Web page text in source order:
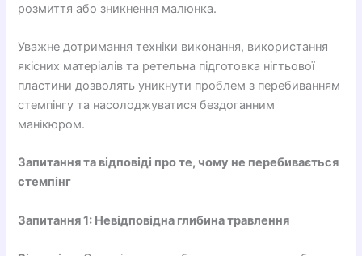
розмиття або зникнення малюнка.
Уважне дотримання техніки виконання, використання
якісних матеріалів та ретельна підготовка нігтьової
пластини дозволять уникнути проблем з перебиванням
стемпінгу та насолоджуватися бездоганним
манікюром.
Запитання та відповіді про те, чому не перебивається
стемпінг
Запитання 1: Невідповідна глибина травлення